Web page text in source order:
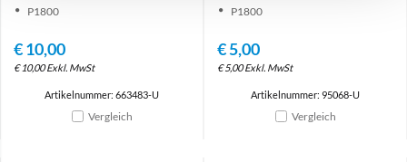
P1800
€10,00
€10,00 Exkl. MwSt
Artikelnummer: 663483-U
Vergleich
P1800
€5,00
€5,00 Exkl. MwSt
Artikelnummer: 95068-U
Vergleich